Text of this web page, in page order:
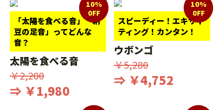
「太陽を食べる音」「納
豆の足音」ってどんな
音？
10%
0FF
太陽を食べる音
￥2,200
⇒ ￥1,980
スピーディー！エキサイ
ティング！カンタン！
10%
0FF
ウボンゴ
￥5,280
⇒ ￥4,752